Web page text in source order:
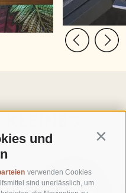
und
verwenden Cookies
sind unerlässlich, um
PREIS AB
226 €